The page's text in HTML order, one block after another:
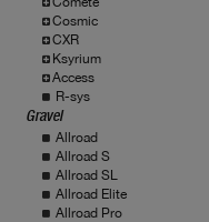
Cosmic
CXR
Ksyrium
Access
R-sys
Gravel
Allroad
Allroad S
Allroad SL
Allroad Elite
Allroad Pro